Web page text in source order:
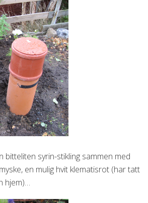
bitteliten syrin-stikling sammen med
en mulig hvit klematisrot (har tatt
hjem)…